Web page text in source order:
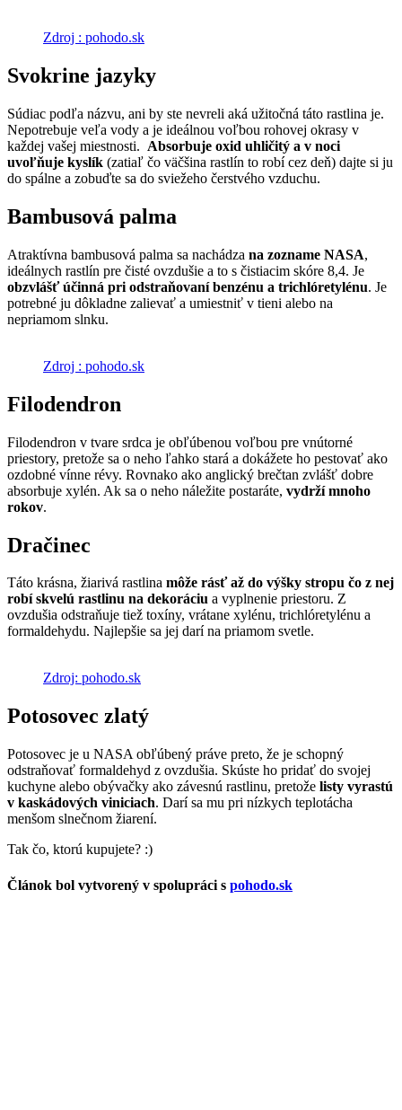
Zdroj : pohodo.sk
Svokrine jazyky
Súdiac podľa názvu, ani by ste nevreli aká užitočná táto rastlina je.
Nepotrebuje veľa vody a je ideálnou voľbou rohovej okrasy v
každej vašej miestnosti. Absorbuje oxid uhličitý a v noci
uvoľňuje kyslík (zatiaľ čo väčšina rastlín to robí cez deň) dajte si ju
do spálne a zobuďte sa do sviežeho čerstvého vzduchu.
Bambusová palma
Atraktívna bambusová palma sa nachádza na zozname NASA,
ideálnych rastlín pre čisté ovzdušie a to s čistiacim skóre 8,4. Je
obzvlášť účinná pri odstraňovaní benzénu a trichlóretylénu. Je
potrebné ju dôkladne zalievať a umiestniť v tieni alebo na
nepriamom slnku.
Zdroj : pohodo.sk
Filodendron
Filodendron v tvare srdca je obľúbenou voľbou pre vnútorné
priestory, pretože sa o neho ľahko stará a dokážete ho pestovať ako
ozdobné vínne révy. Rovnako ako anglický brečtan zvlášť dobre
absorbuje xylén. Ak sa o neho náležite postaráte, vydrží mnoho
rokov.
Dračinec
Táto krásna, žiarivá rastlina môže rásť až do výšky stropu čo z nej
robí skvelú rastlinu na dekoráciu a vyplnenie priestoru. Z
ovzdušia odstraňuje tiež toxíny, vrátane xylénu, trichlóretylénu a
formaldehydu. Najlepšie sa jej darí na priamom svetle.
Zdroj: pohodo.sk
Potosovec zlatý
Potosovec je u NASA obľúbený práve preto, že je schopný
odstraňovať formaldehyd z ovzdušia. Skúste ho pridať do svojej
kuchyne alebo obývačky ako závesnú rastlinu, pretože listy vyrastú
v kaskádových viniciach. Darí sa mu pri nízkych teplotácha
menšom slnečnom žiarení.
Tak čo, ktorú kupujete? :)
Článok bol vytvorený v spolupráci s pohodo.sk